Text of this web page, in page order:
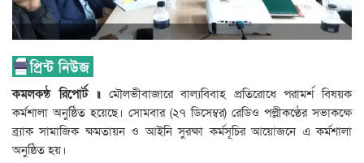
কমলকন্ঠ রিপোর্ট ॥ মৌলভীবাজারে বাল্যবিবাহ প্রতিরোধে পরামর্শ বিষয়ক
কর্মশালা অনুষ্ঠিত হয়েছে। সোমবার (২৭ ডিসেম্বর) রেডিও পল্লীকণ্ঠের সভাকক্ষে
ব্র্যাক সামাজিক ক্ষমতায়ন ও আইনি সুরক্ষা কর্মসূচির আয়োজনে এ কর্মশালা
অনুষ্ঠিত হয়।